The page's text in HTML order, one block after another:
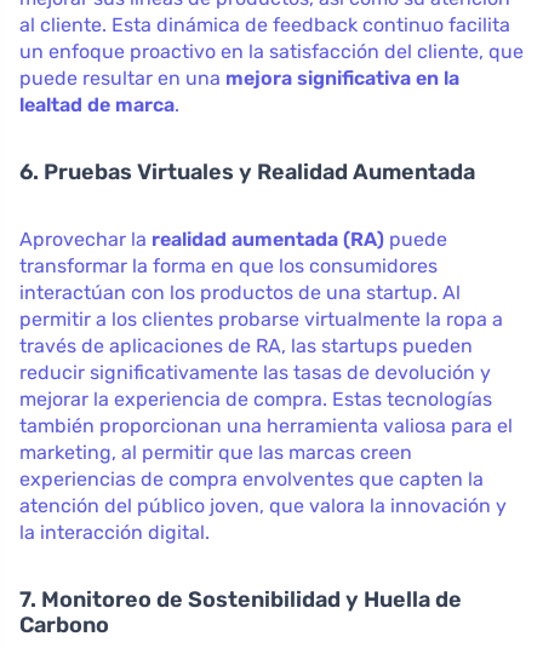
al cliente. Esta dinámica de feedback continuo facilita
un enfoque proactivo en la satisfacción del cliente, que
puede resultar en una mejora significativa en la
lealtad de marca.
6. Pruebas Virtuales y Realidad Aumentada
Aprovechar la realidad aumentada (RA) puede
transformar la forma en que los consumidores
interactúan con los productos de una startup. Al
permitir a los clientes probarse virtualmente la ropa a
través de aplicaciones de RA, las startups pueden
reducir significativamente las tasas de devolución y
mejorar la experiencia de compra. Estas tecnologías
también proporcionan una herramienta valiosa para el
marketing, al permitir que las marcas creen
experiencias de compra envolventes que capten la
atención del público joven, que valora la innovación y
la interacción digital.
7. Monitoreo de Sostenibilidad y Huella de
Carbono